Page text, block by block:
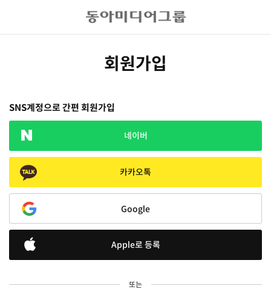
회원가입
SNS계정으로 간편 회원가입
네이버
카카오톡
Google
Apple로 등록
또는